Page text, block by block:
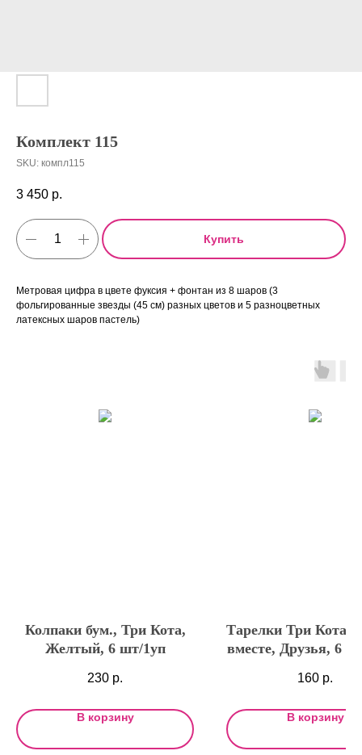
Комплект 115
SKU: компл115
3 450 р.
Купить
Метровая цифра в цвете фуксия + фонтан из 8 шаров (3
фольгированные звезды (45 см) разных цветов и 5 разноцветных
латексных шаров пастель)
Колпаки бум., Три Кота,
Желтый, 6 шт/1уп
230 р.
В корзину
Тарелки Три Кота,
вместе, Друзья, 6
160 р.
В корзину